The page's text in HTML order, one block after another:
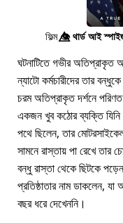
ফিল্ম👁️⃤থার্ড আই
ঘটনাটিতে গভীর অতিপ্রাকৃত
ন্যাটো কর্মচারীদের তার
চরম অতিপ্রাকৃত দর্শনে
একজন খুব কঠোর ব্যক্তি যিনি
পথে ছিলেন, তার
সামনে রাস্তায় পা রেখে তার
বন্ধু রাস্তা থেকে ছিটকে
প্রতিষ্ঠাতার নাম ডাকলেন,
বছর ধরে দেখেননি।